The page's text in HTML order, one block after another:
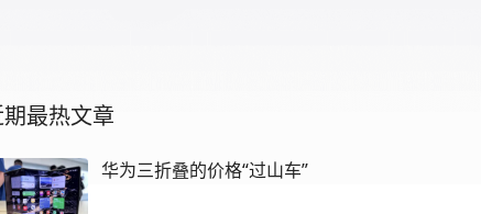
最热文章
华为三折叠的价格“过山车”